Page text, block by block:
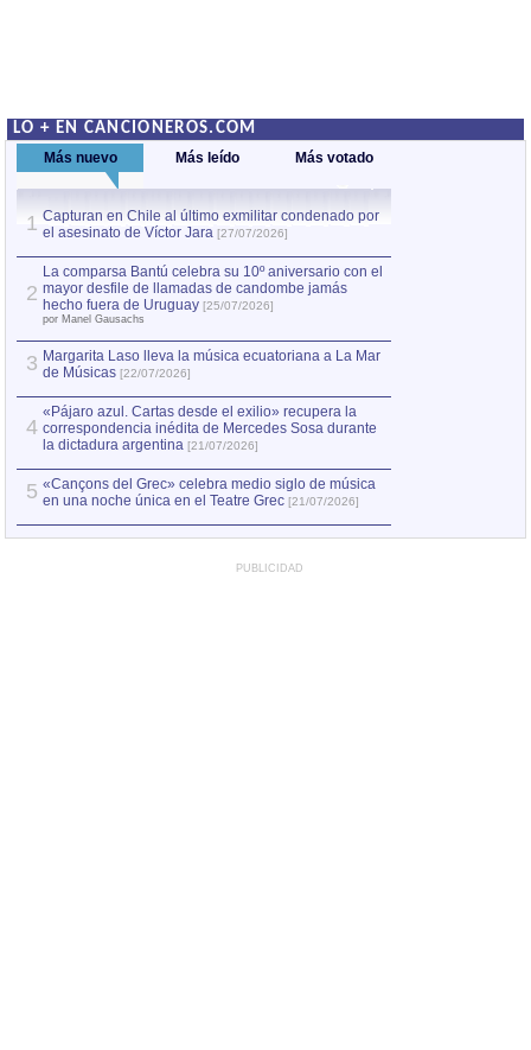
LO + EN CANCIONEROS.COM
Más nuevo Más leído Más votado
1 Capturan en Chile al último exmilitar condenado por
el asesinato de Víctor Jara [27/07/2026]
2
La comparsa Bantú celebra su 10º aniversario con el
mayor desfile de llamadas de candombe jamás
hecho fuera de Uruguay [25/07/2026]
por Manel Gausachs
3 Margarita Laso lleva la música ecuatoriana a La Mar
de Músicas [22/07/2026]
4
«Pájaro azul. Cartas desde el exilio» recupera la
correspondencia inédita de Mercedes Sosa durante
la dictadura argentina [21/07/2026]
5 «Cançons del Grec» celebra medio siglo de música
en una noche única en el Teatre Grec [21/07/2026]
PUBLICIDAD